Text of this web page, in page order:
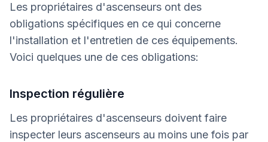
Les propriétaires d'ascenseurs ont des
obligations spécifiques en ce qui concerne
l'installation et l'entretien de ces équipements.
Voici quelques une de ces obligations:
Inspection régulière
Les propriétaires d'ascenseurs doivent faire
inspecter leurs ascenseurs au moins une fois par